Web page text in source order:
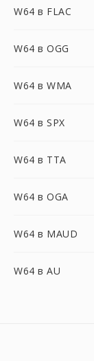
W64 в FLAC
W64 в OGG
W64 в WMA
W64 в SPX
W64 в TTA
W64 в OGA
W64 в MAUD
W64 в AU